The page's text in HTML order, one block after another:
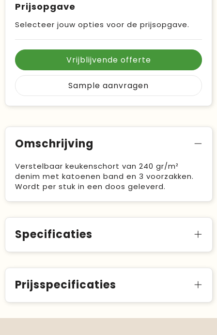
Prijsopgave
Selecteer jouw opties voor de prijsopgave.
Vrijblijvende offerte
Sample aanvragen
Omschrijving
Verstelbaar keukenschort van 240 gr/m²
denim met katoenen band en 3 voorzakken.
Wordt per stuk in een doos geleverd.
Specificaties
Prijsspecificaties